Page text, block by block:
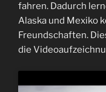
fahren. Dadurch
Alaska und Mexiko
Freundschaften.
die